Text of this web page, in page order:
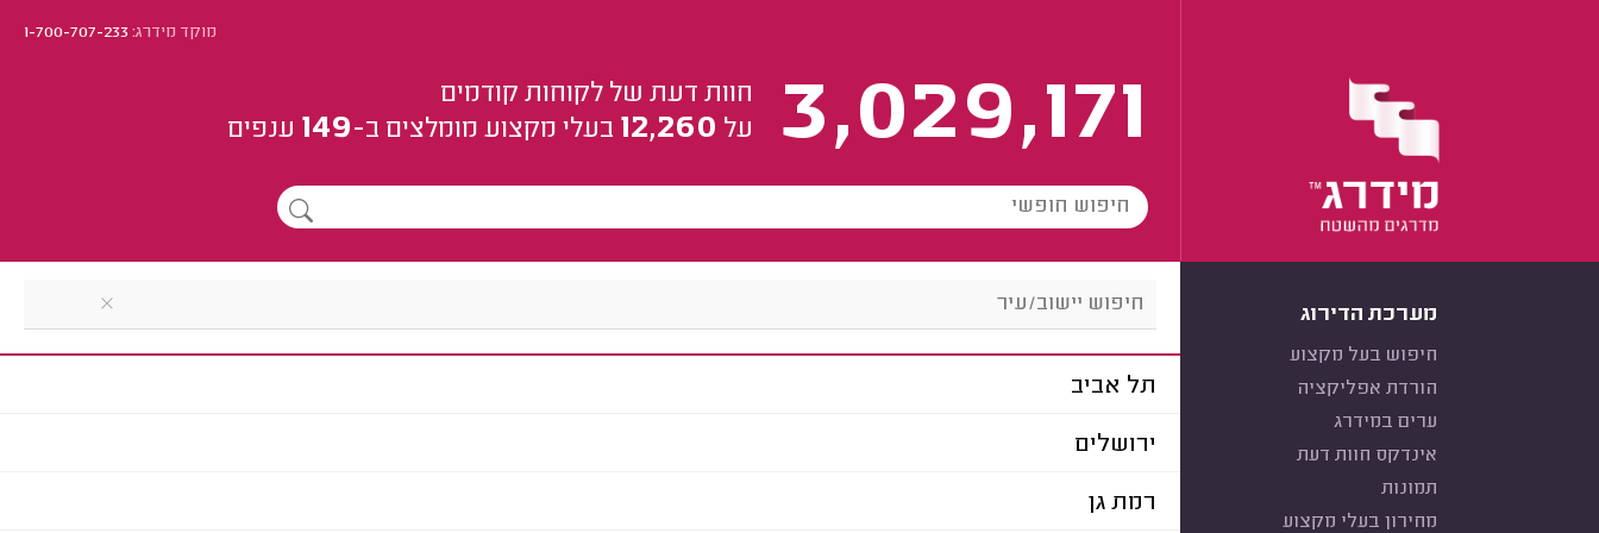
מוקד מידרג:1-700-707-233
3,029,171
חוות דעת של לקוחות קודמים
על 12,260 בעלי מקצוע מומלצים ב-149 ענפים
מערכת הדירוג
חיפוש בעל מקצוע
הורדת אפליקציה
ערים במידרג
אינדקס חוות דעת
תמונות
מחירון בעלי מקצוע
תל אביב
ירושלים
רמת גן